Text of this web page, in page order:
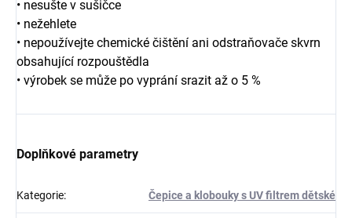
• nesušte v sušičce
• nežehlete
• nepoužívejte chemické čištění ani odstraňovače skvrn
obsahující rozpouštědla
• výrobek se může po vyprání srazit až o 5 %
Doplňkové parametry
Kategorie: Čepice a klobouky s UV filtrem dětské